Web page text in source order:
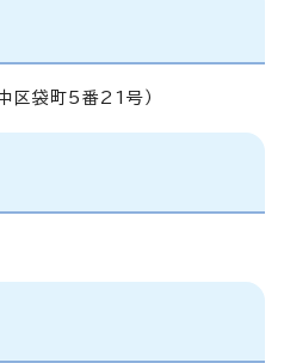
区袋町5番21号）